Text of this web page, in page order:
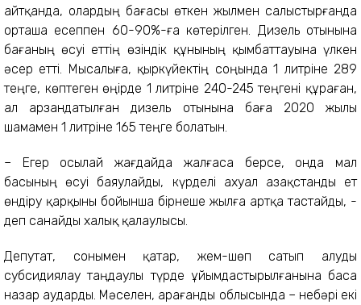
айтқанда, олардың бағасы өткен жылмен салыстырғанда
орташа есеппен 60-90%-ға көтерілген. Дизель отынына
бағаның өсуі еттің өзіндік құнының қымбаттауына үлкен
әсер етті. Мысалыға, қыркүйектің соңында 1 литріне 289
теңге, көптеген өңірде 1 литріне 240-245 теңгені құраған,
ал арзандатылған дизель отынына баға 2020 жылы
шамамен 1 литріне 165 теңге болатын.
– Егер осылай жағдайда жалғаса берсе, онда мал
басының өсуі баяулайды, күрделі ахуал Қазақстанды ет
өндіру қарқыны бойынша бірнеше жылға артқа тастайды, -
деп санайды халық қалаулысы.
Депутат, сонымен қатар, жем-шөп сатып алуды
субсидиялау таңдаулы түрде ұйымдастырылғанына баса
назар аударды. Мәселен, Қарағанды облысында – небәрі екі